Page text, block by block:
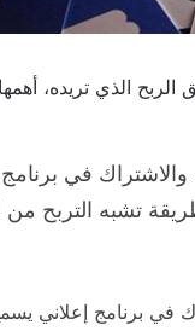
الذي تريده،
في برنامج
تشبه التربح من
في برنامج إعلاني